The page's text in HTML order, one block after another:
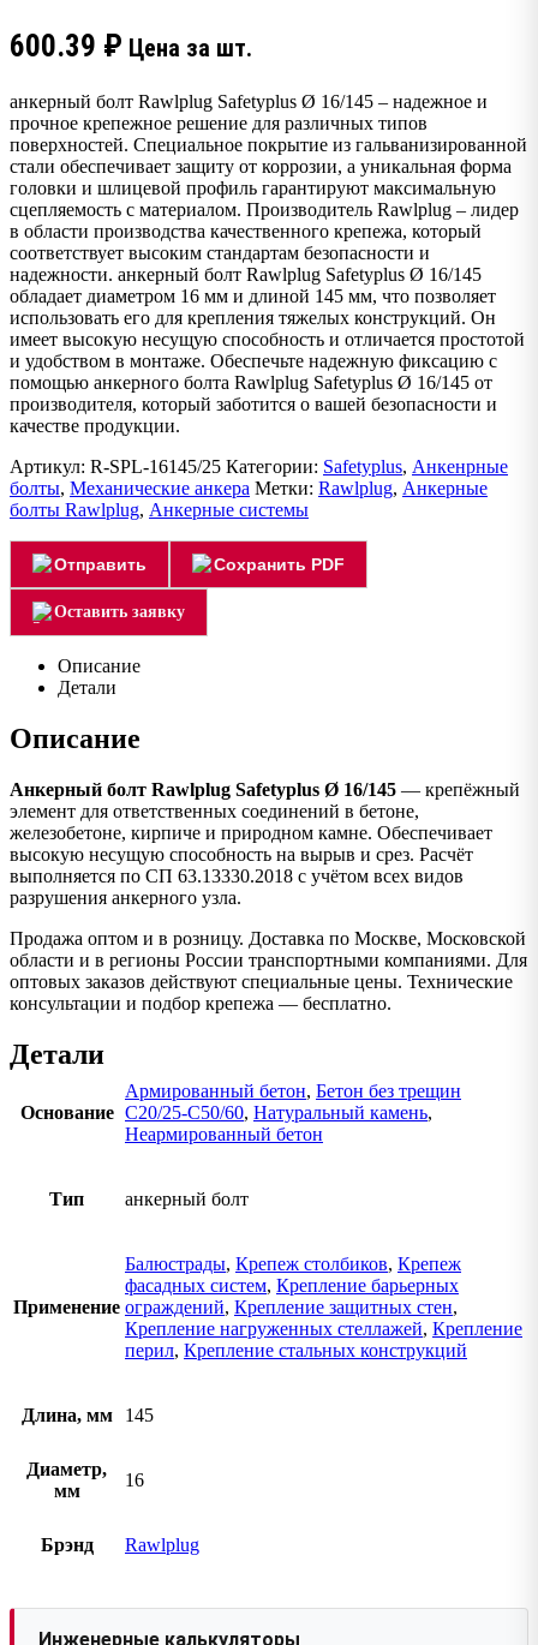
600.39 ₽ Цена за шт.
анкерный болт Rawlplug Safetyplus Ø 16/145 – надежное и
прочное крепежное решение для различных типов
поверхностей. Специальное покрытие из гальванизированной
стали обеспечивает защиту от коррозии, а уникальная форма
головки и шлицевой профиль гарантируют максимальную
сцепляемость с материалом. Производитель Rawlplug – лидер
в области производства качественного крепежа, который
соответствует высоким стандартам безопасности и
надежности. анкерный болт Rawlplug Safetyplus Ø 16/145
обладает диаметром 16 мм и длиной 145 мм, что позволяет
использовать его для крепления тяжелых конструкций. Он
имеет высокую несущую способность и отличается простотой
и удобством в монтаже. Обеспечьте надежную фиксацию с
помощью анкерного болта Rawlplug Safetyplus Ø 16/145 от
производителя, который заботится о вашей безопасности и
качестве продукции.
Артикул: R-SPL-16145/25 Категории: Safetyplus, Анкенрные
болты, Механические анкера Метки: Rawlplug, Анкерные
болты Rawlplug, Анкерные системы
Отправить Сохранить PDF
Оставить заявку
Описание
Детали
Описание
Анкерный болт Rawlplug Safetyplus Ø 16/145 — крепёжный
элемент для ответственных соединений в бетоне,
железобетоне, кирпиче и природном камне. Обеспечивает
высокую несущую способность на вырыв и срез. Расчёт
выполняется по СП 63.13330.2018 с учётом всех видов
разрушения анкерного узла.
Продажа оптом и в розницу. Доставка по Москве, Московской
области и в регионы России транспортными компаниями. Для
оптовых заказов действуют специальные цены. Технические
консультации и подбор крепежа — бесплатно.
Детали
Основание
Армированный бетон, Бетон без трещин
C20/25-C50/60, Натуральный камень,
Неармированный бетон
Тип анкерный болт
Применение
Балюстрады, Крепеж столбиков, Крепеж
фасадных систем, Крепление барьерных
ограждений, Крепление защитных стен,
Крепление нагруженных стеллажей, Крепление
перил, Крепление стальных конструкций
Длина, мм 145
Диаметр,
мм
16
Брэнд Rawlplug
Инженерные калькуляторы